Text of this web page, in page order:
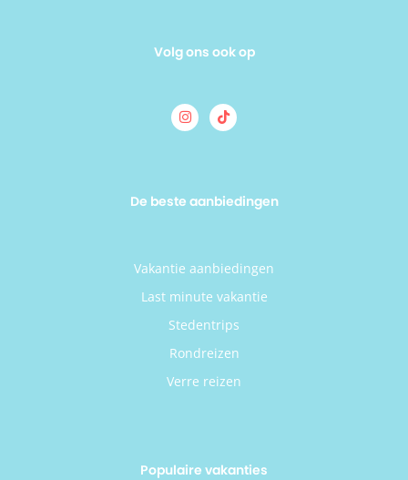
Volg ons ook op
De beste aanbiedingen
Vakantie aanbiedingen
Last minute vakantie
Stedentrips
Rondreizen
Verre reizen
Populaire vakanties